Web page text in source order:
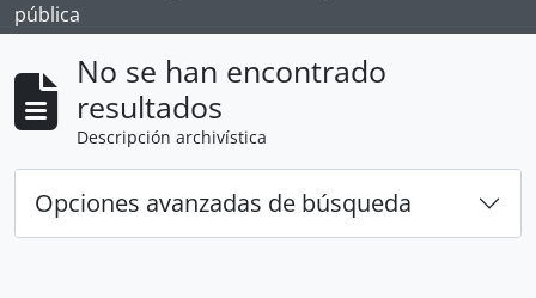
pública
No se han encontrado
resultados
Descripción archivística
Opciones avanzadas de búsqueda